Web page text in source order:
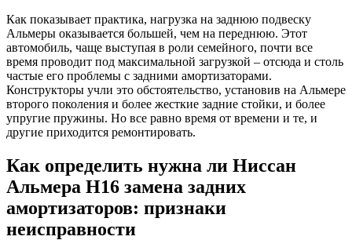
Как показывает практика, нагрузка на заднюю подвеску
Альмеры оказывается большей, чем на переднюю. Этот
автомобиль, чаще выступая в роли семейного, почти все
время проводит под максимальной загрузкой – отсюда и столь
частые его проблемы с задними амортизаторами.
Конструкторы учли это обстоятельство, установив на Альмере
второго поколения и более жесткие задние стойки, и более
упругие пружины. Но все равно время от времени и те, и
другие приходится ремонтировать.
Как определить нужна ли Ниссан
Альмера Н16 замена задних
амортизаторов: признаки
неисправности